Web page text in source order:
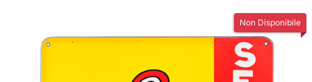
Non Disponibile